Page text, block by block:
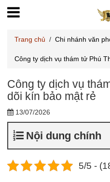
Trang chủ / Chi nhánh văn
Công ty dịch vụ thám tử Phú
Công ty dịch vụ
dõi kín bảo mật rẻ
13/07/2026
Nội dung chính
5/5 -